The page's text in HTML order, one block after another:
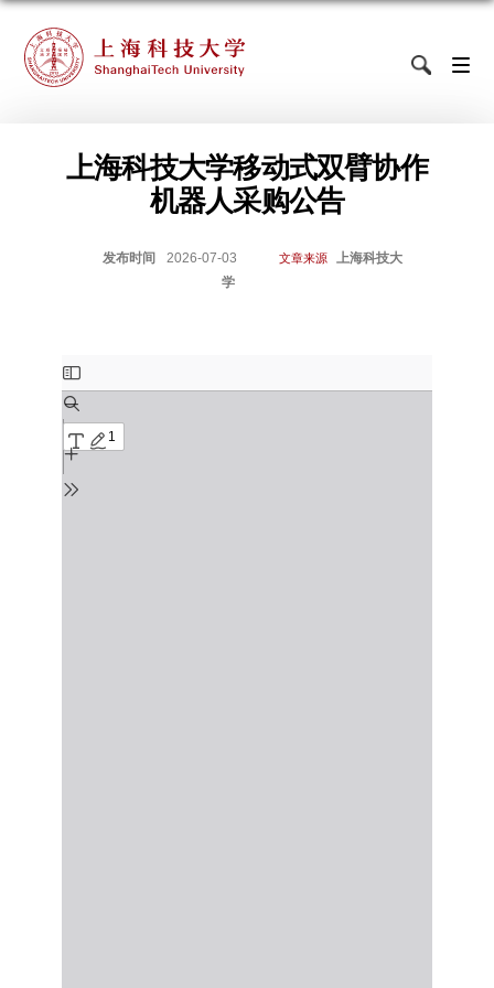
上海科技大学移动式双臂协作
机器人采购公告
发布时间 2026-07-03 文章来源
上海科技大
学